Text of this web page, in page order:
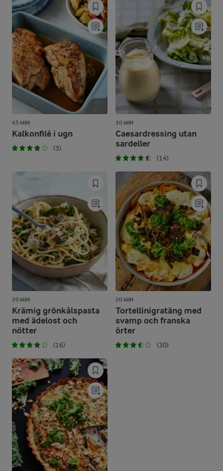
45 MIN
Kalkonfilé i ugn
(3)
10 MIN
Caesardressing utan
sardeller
(14)
20 MIN
Krämig grönkålspasta
med ädelost och
nötter
(16)
20 MIN
Tortellinigratäng med
svamp och franska
örter
(30)